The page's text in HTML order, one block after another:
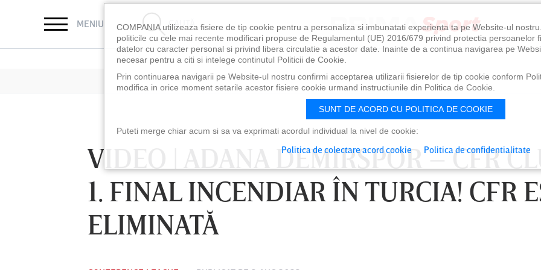
MENIU CAUTĂ
VIDEO | ADANA DEMIRSPOR – CFR
1. FINAL INCENDIAR ÎN TURCIA! CFR
ELIMINATĂ
COMPANIA utilizeaza fisiere de tip cookie pentru a personaliza si imbunatati experienta ta pe Website-ul
politicile cu cele mai recente modificari propuse de Regulamentul (UE) 2016/679 privind protectia persoanelor
datelor cu caracter personal si privind libera circulatie a acestor date. Inainte de a continua navigarea pe
necesar pentru a citi si intelege continutul Politicii de Cookie.
Prin continuarea navigarii pe Website-ul nostru confirmi acceptarea utilizarii fisierelor de tip cookie conform
modifica in orice moment setarile acestor fisiere cookie urmand instructiunile din Politica de Cookie.
SUNT DE ACORD CU POLITICA DE COOKIE
Puteti merge chiar acum si sa va exprimati acordul individual la nivel de cookie:
Politica de colectare acord cookie Politica de confidentialitate